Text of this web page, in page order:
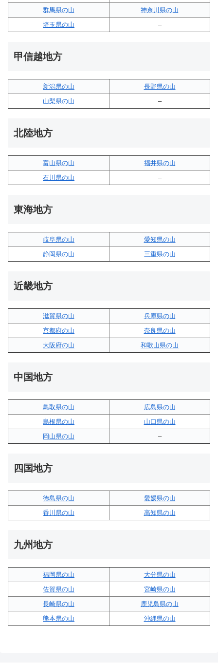
群馬県の山
神奈川県の山
埼玉県の山
–
甲信越地方
新潟県の山
長野県の山
山梨県の山
–
北陸地方
富山県の山
福井県の山
石川県の山
–
東海地方
岐阜県の山
愛知県の山
静岡県の山
三重県の山
近畿地方
滋賀県の山
兵庫県の山
京都府の山
奈良県の山
大阪府の山
和歌山県の山
中国地方
鳥取県の山
広島県の山
島根県の山
山口県の山
岡山県の山
–
四国地方
徳島県の山
愛媛県の山
香川県の山
高知県の山
九州地方
福岡県の山
大分県の山
佐賀県の山
宮崎県の山
長崎県の山
鹿児島県の山
熊本県の山
沖縄県の山